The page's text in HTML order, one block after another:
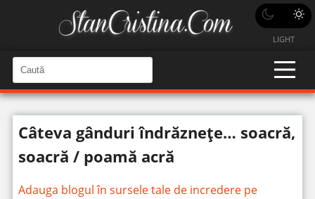
LIGHT
a
u
t
C
a
u
î
n
i
t
Câteva gânduri îndrăznețe… soacră,
soacră / poamă acră
Adauga blogul în sursele tale de incredere pe